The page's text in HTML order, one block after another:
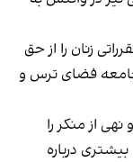
زنان را از حق
فضای ترس و
و نهی از منکر را
درباره